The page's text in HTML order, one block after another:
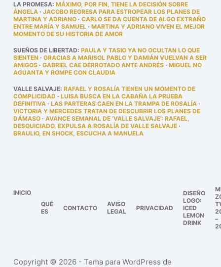
LA PROMESA: MÁXIMO, POR FIN, TIENE LA DECISIÓN SOBRE
ÁNGELA· JACOBO REGRESA PARA ESTROPEAR LOS PLANES DE
MARTINA Y ADRIANO· CARLO SE DA CUENTA DE ALGO EXTRAÑO
ENTRE MARÍA Y SAMUEL· MARTINA Y ADRIANO VIVEN EL MEJOR
MOMENTO DE SU HISTORIA DE AMOR
SUEÑOS DE LIBERTAD: PAULA Y TASIO YA NO OCULTAN LO QUE
SIENTEN · GRACIAS A MARISOL PABLO Y DAMIÁN VUELVAN A SER
AMIGOS· GABRIEL CAE DERROTADO ANTE ANDRÉS· MIGUEL NO
AGUANTA Y ROMPE CON CLAUDIA
VALLE SALVAJE: RAFAEL Y ROSALÍA TIENEN UN MOMENTO DE
COMPLICIDAD · LUISA BUSCA EN LA CABAÑA LA PRUEBA
DEFINITIVA· LAS PARTERAS CAEN EN LA TRAMPA DE ROSALÍA·
VICTORIA Y MERCEDES TRATAN DE DESCUBRIR LOS PLANES DE
DÁMASO· AVANCE SEMANAL DE ‘VALLE SALVAJE’: RAFAEL,
DESQUICIADO, EXPULSA A ROSALÍA DE VALLE SALVAJE·
BRAULIO, EN SHOCK, ESCUCHA A MANUELA
INICIO
QUÉ
ES
CONTACTO
AVISO
LEGAL
PRIVACIDAD
DISEÑO
LOGO:
ICED
LEMON
DRINK
–
Copyright © 2026 - Tema para WordPress de